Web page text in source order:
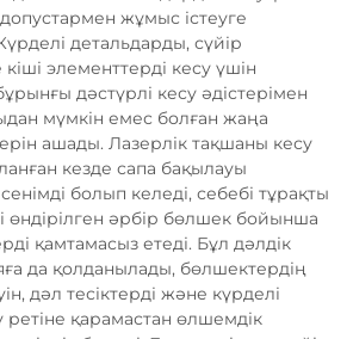
жұмыс істеуге
детальдарды, сүйір
элементтерді кесу үшін
дәстүрлі кесу әдістерімен
мүмкін емес болған жаңа
ашады. Лазерлік тақшаны кесу
кезде сапа бақылауы
болып келеді, себебі тұрақты
өндірілген әрбір бөлшек бойынша
қамтамасыз етеді. Бұл дәлдік
да қолданылады, бөлшектердің
дәл тесіктерді және күрделі
ретіне қарамастан өлшемдік